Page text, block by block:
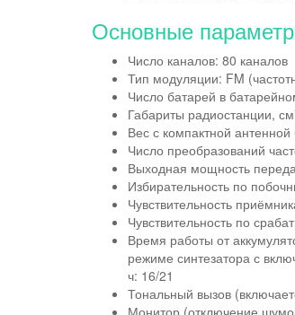
Основные
Число каналов: 80 каналов
Тип модуляции: FM
Число батарей в
Габариты радиостанции,
Вес с компактной
Число преобразований
Выходная мощность
Избирательность по
Чувствительность
Чувствительность по
Время работы от
режиме синтезатора с
ч: 16/21
Тональный вызов
Монитор (отключение